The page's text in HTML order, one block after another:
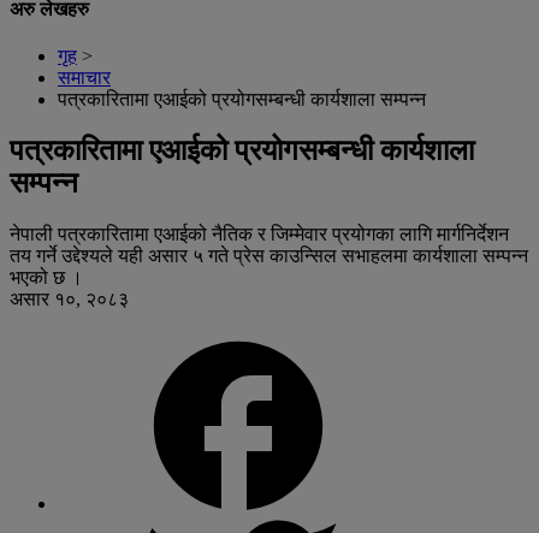
अरु लेखहरु
गृह >
समाचार
पत्रकारितामा एआईको प्रयोगसम्बन्धी कार्यशाला सम्पन्न
पत्रकारितामा एआईको प्रयोगसम्बन्धी कार्यशाला
सम्पन्न
नेपाली पत्रकारितामा एआईको नैतिक र जिम्मेवार प्रयोगका लागि मार्गनिर्देशन
तय गर्ने उद्देश्यले यही असार ५ गते प्रेस काउन्सिल सभाहलमा कार्यशाला सम्पन्न
भएको छ ।
असार १०, २०८३